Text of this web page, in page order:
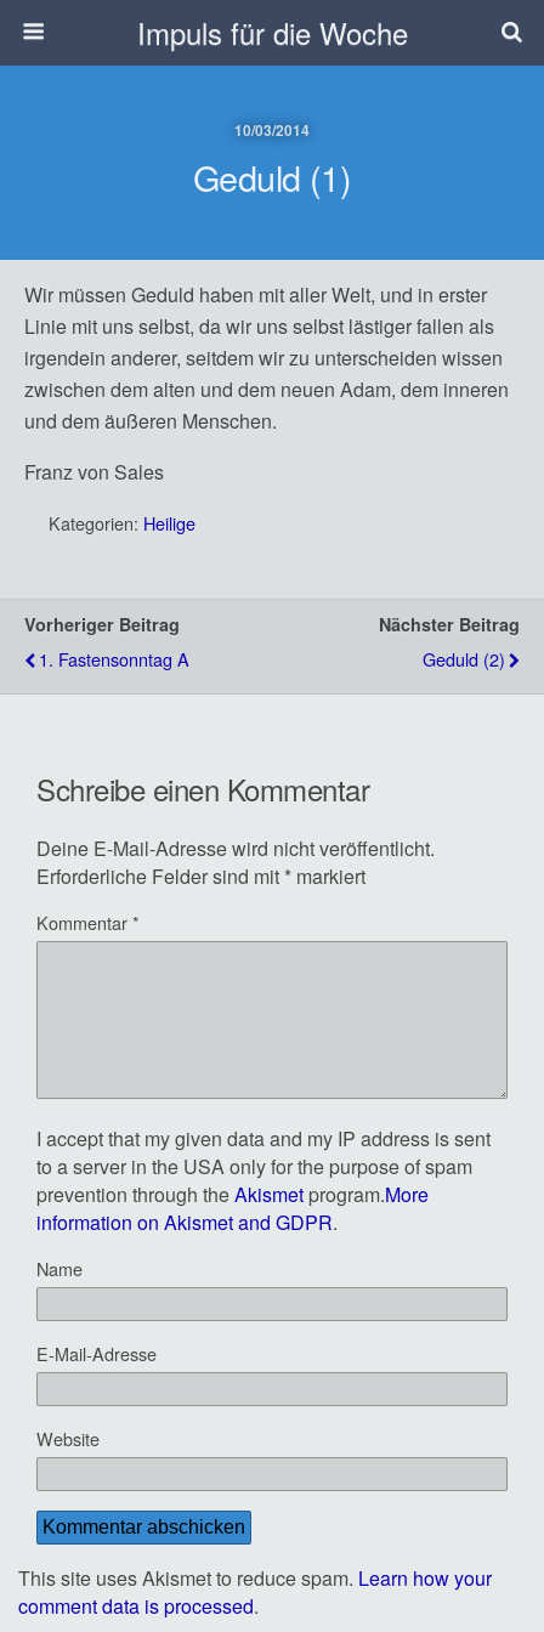
Impuls für die Woche
10/03/2014
Geduld (1)
Wir müssen Geduld haben mit aller Welt, und in erster
Linie mit uns selbst, da wir uns selbst lästiger fallen als
irgendein anderer, seitdem wir zu unterscheiden wissen
zwischen dem alten und dem neuen Adam, dem inneren
und dem äußeren Menschen.
Franz von Sales
Kategorien: Heilige
Vorheriger Beitrag
1. Fastensonntag A
Nächster Beitrag
Geduld (2)
Schreibe einen Kommentar
Deine E-Mail-Adresse wird nicht veröffentlicht.
Erforderliche Felder sind mit * markiert
Kommentar*
I accept that my given data and my IP address is sent
to a server in the USA only for the purpose of spam
prevention through theAkismet program.More
information on Akismet and GDPR.
Name
E-Mail-Adresse
Website
This site uses Akismet to reduce spam. Learn how your
comment data is processed.